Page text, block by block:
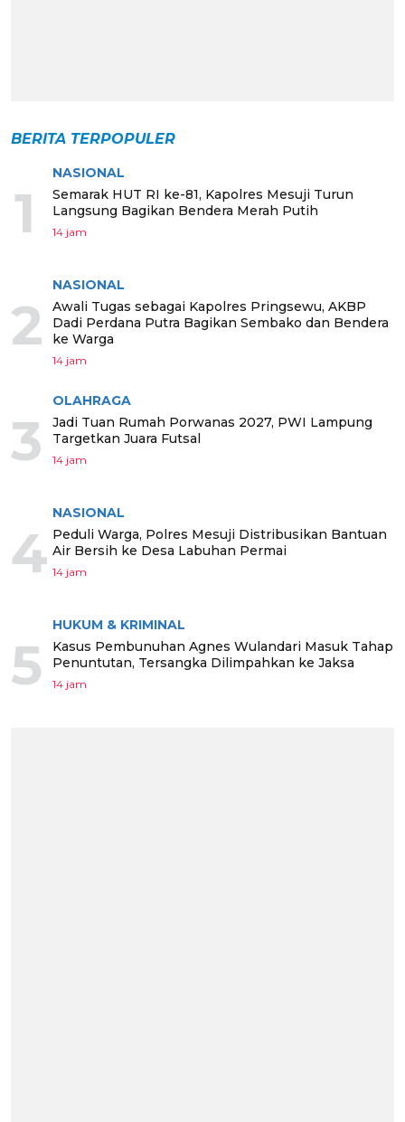
BERITA TERPOPULER
1
NASIONAL
Semarak HUT RI ke-81, Kapolres Mesuji Turun
Langsung Bagikan Bendera Merah Putih
14 jam
2
NASIONAL
Awali Tugas sebagai Kapolres Pringsewu, AKBP
Dadi Perdana Putra Bagikan Sembako dan Bendera
ke Warga
14 jam
3
OLAHRAGA
Jadi Tuan Rumah Porwanas 2027, PWI Lampung
Targetkan Juara Futsal
14 jam
4
NASIONAL
Peduli Warga, Polres Mesuji Distribusikan Bantuan
Air Bersih ke Desa Labuhan Permai
14 jam
5
HUKUM & KRIMINAL
Kasus Pembunuhan Agnes Wulandari Masuk Tahap
Penuntutan, Tersangka Dilimpahkan ke Jaksa
14 jam